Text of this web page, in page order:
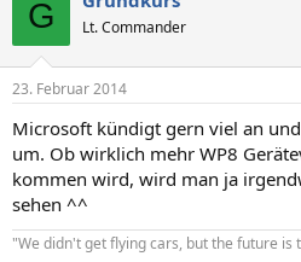
G Lt. Commander
23. Februar 2014
Microsoft kündigt gern viel an
um. Ob wirklich mehr WP8
kommen wird, wird man ja
sehen ^^
"We didn't get flying cars, but the future is